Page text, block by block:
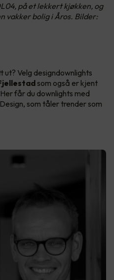
på et lekkert kjøkken, og
vakker bolig i Åros. Bilder:
ut? Velg designdownlights
som også er kjent
Her får du downlights med
som tåler trender som